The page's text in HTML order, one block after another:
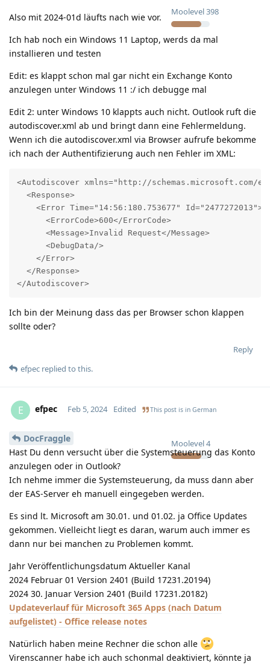
Moolevel398
Also mit 2024-01d läufts nach wie vor.
Ich hab noch ein Windows 11 Laptop, werds da mal
installieren und testen
Edit: es klappt schon mal gar nicht ein Exchange Konto
anzulegen unter Windows 11 :/ ich debugge mal
Edit 2: unter Windows 10 klappts auch nicht. Outlook ruft die
autodiscover.xml ab und bringt dann eine Fehlermeldung.
Wenn ich die autodiscover.xml via Browser aufrufe bekomme
ich nach der Authentifizierung auch nen Fehler im XML:
<Autodiscover xmlns="http://schemas.microsoft.com/
  <Response>
    <Error Time="14:56:180.753677" Id="2477272013">
      <ErrorCode>600</ErrorCode>
      <Message>Invalid Request</Message>
      <DebugData/>
    </Error>
  </Response>
</Autodiscover>
Ich bin der Meinung dass das per Browser schon klappen
sollte oder?
Reply
efpec replied to this.
E efpec
Moolevel4
Feb 5, 2024 Edited This post is in German
DocFraggle
Hast Du denn versucht über die Systemsteuerung das Konto
anzulegen oder in Outlook?
Ich nehme immer die Systemsteuerung, da muss dann aber
der EAS-Server eh manuell eingegeben werden.
Es sind lt. Microsoft am 30.01. und 01.02. ja Office Updates
gekommen. Vielleicht liegt es daran, warum auch immer es
dann nur bei manchen zu Problemen kommt.
Jahr Veröffentlichungsdatum Aktueller Kanal
2024 Februar 01 Version 2401 (Build 17231.20194)
2024 30. Januar Version 2401 (Build 17231.20182)
Updateverlauf für Microsoft 365 Apps (nach Datum
aufgelistet) - Office release notes
Natürlich haben meine Rechner die schon alle
Virenscanner habe ich auch schonmal deaktiviert, könnte ja